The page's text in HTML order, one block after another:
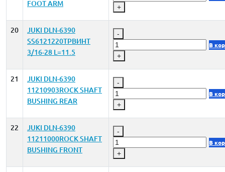
FOOT ARM +
20
JUKI DLN-6390
SS6121220TPВИНТ
3/16-28 L=11.5
-
+
В
21
JUKI DLN-6390
11210903ROCK SHAFT
BUSHING REAR
-
+
В
22
JUKI DLN-6390
11211000ROCK SHAFT
BUSHING FRONT
-
+
В